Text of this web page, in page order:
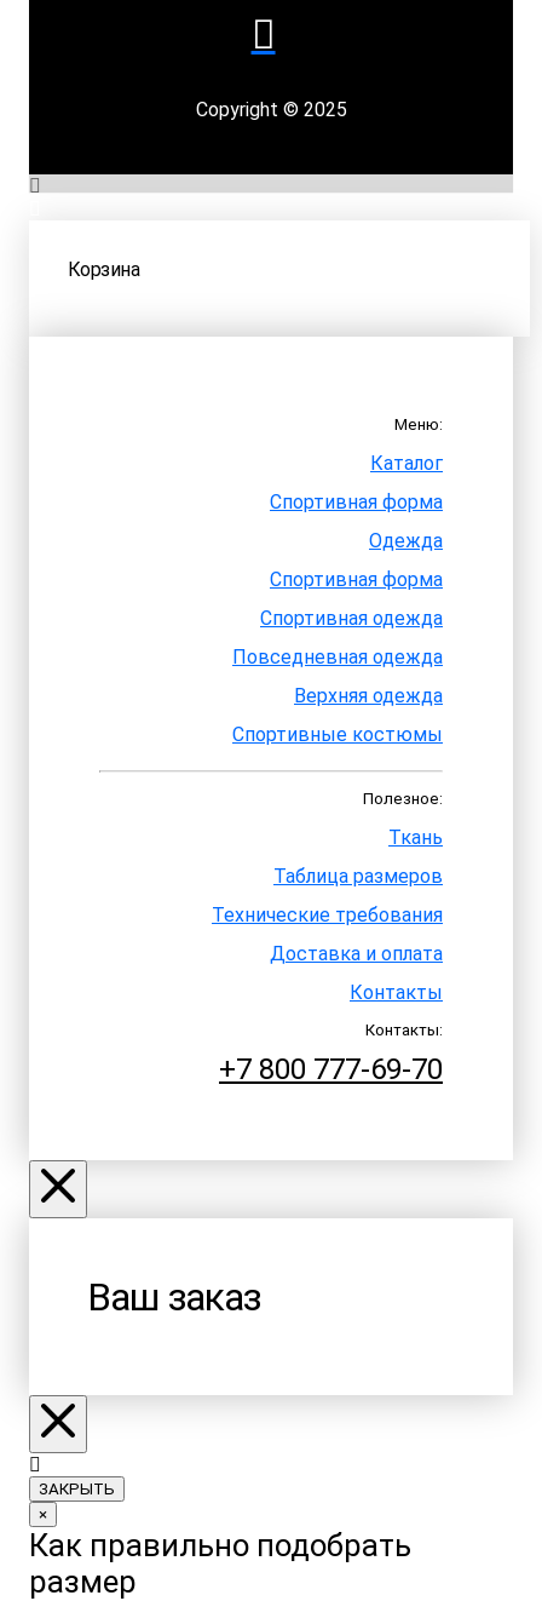
Copyright © 2025
Корзина
Меню:
Каталог
Спортивная форма
Одежда
Спортивная форма
Спортивная одежда
Повседневная одежда
Верхняя одежда
Спортивные костюмы
Полезное:
Ткань
Таблица размеров
Технические требования
Доставка и оплата
Контакты
Контакты:
+7 800 777-69-70
Ваш заказ
ЗАКРЫТЬ
×
Как правильно подобрать
размер